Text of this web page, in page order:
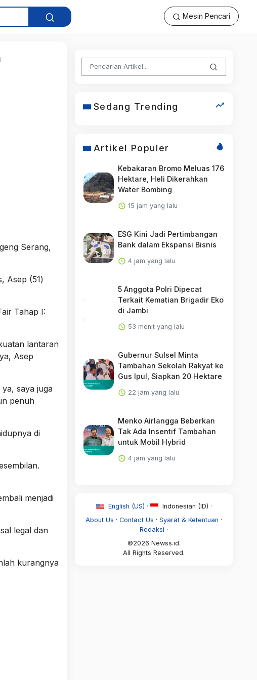
Mesin Pencari
Serang,
Asep (51)
Tahap I:
lantaran
Asep
saya juga
penuh
di
menjadi
legal dan
kurangnya
Sedang Trending
Artikel Populer
Kebakaran Bromo Meluas 176
Hektare, Heli Dikerahkan
Water Bombing
15 jam yang lalu
ESG Kini Jadi Pertimbangan
Bank dalam Ekspansi Bisnis
4 jam yang lalu
5 Anggota Polri Dipecat
Terkait Kematian Brigadir Eko
di Jambi
53 menit yang lalu
Gubernur Sulsel Minta
Tambahan Sekolah Rakyat ke
Gus Ipul, Siapkan 20 Hektare
22 jam yang lalu
Menko Airlangga Beberkan
Tak Ada Insentif Tambahan
untuk Mobil Hybrid
4 jam yang lalu
English (US) ·
Indonesian (ID) ·
About Us · Contact Us · Syarat & Ketentuan ·
Redaksi ·
©2026 Newss.id.
All Rights Reserved.